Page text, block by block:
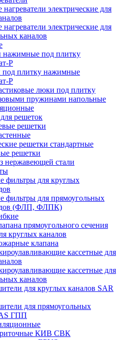
электрические для
электрические для
каналов
под плитку
Р
плитку нажимные
Р
люки под плитку
пружинами напольные
решеток
решетки
решетки стандартные
решетки
нержавеющей стали
фильтры для круглых
фильтры для прямоугольных
(ФЛП, ФЛПК)
прямоугольного сечения
круглых каналов
клапана
кассетные для
кассетные для
каналов
для круглых каналов SAR
для прямоугольных
ГПП
КИВ СВК